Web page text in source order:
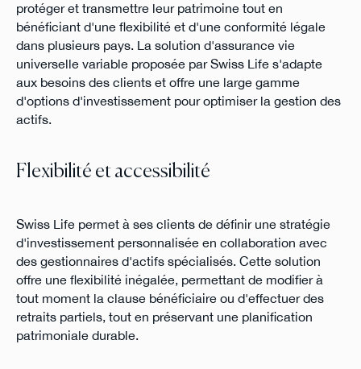
protéger et transmettre leur patrimoine tout en
bénéficiant d'une flexibilité et d'une conformité légale
dans plusieurs pays. La solution d'assurance vie
universelle variable proposée par Swiss Life s'adapte
aux besoins des clients et offre une large gamme
d'options d'investissement pour optimiser la gestion des
actifs.
Flexibilité et accessibilité
Swiss Life permet à ses clients de définir une stratégie
d'investissement personnalisée en collaboration avec
des gestionnaires d'actifs spécialisés. Cette solution
offre une flexibilité inégalée, permettant de modifier à
tout moment la clause bénéficiaire ou d'effectuer des
retraits partiels, tout en préservant une planification
patrimoniale durable.